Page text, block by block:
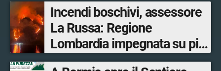
Incendi boschivi, assessore
La Russa: Regione
Lombardia impegnata su più
fronti, 48 volontari coinvolti